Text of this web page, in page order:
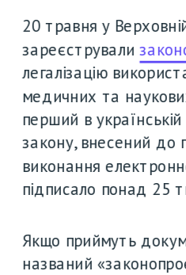
20 травня у
зареєстрували
легалізацію
медичних та
перший в українській
закону, внесений до
виконання
підписало понад 25
Якщо приймуть
названий